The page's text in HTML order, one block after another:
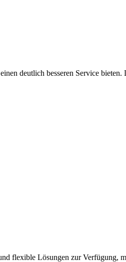
deutlich besseren Service bieten.
flexible Lösungen zur Verfügung,